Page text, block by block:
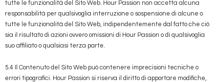
tutte le funzionalità del Sito Web. Hour Passion non accetta alcuna
responsabilità per qualsivoglia interruzione o sospensione di alcune o
tutte le funzionalità del Sito Web, indipendentemente dal fatto che ciò
sia il risultato di azioni ovvero omissioni di Hour Passion o di qualsivoglia
suo affiliato o qualsiasi terza parte.
5.4 Il Contenuto del Sito Web può contenere imprecisioni tecniche o
errori tipografici. Hour Passion si riserva il diritto di apportare modifiche,